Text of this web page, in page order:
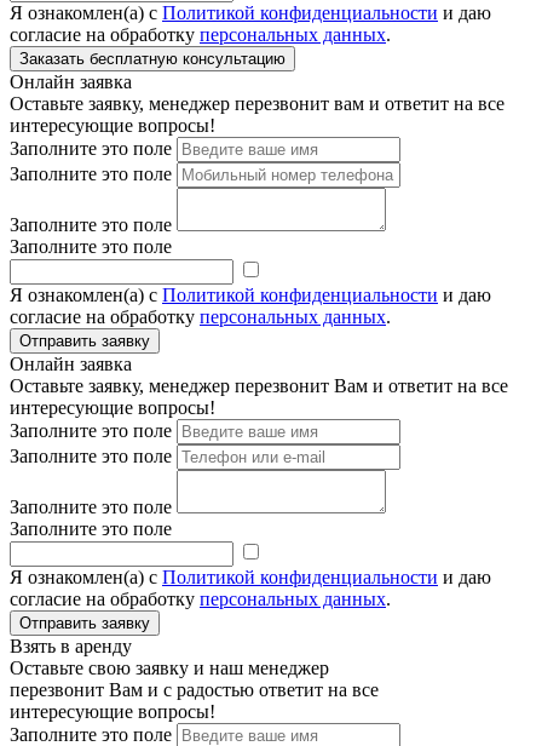
Я ознакомлен(а) с Политикой конфиденциальности и даю
согласие на обработку персональных данных.
Онлайн заявка
Оставьте заявку, менеджер перезвонит вам и ответит на все
интересующие вопросы!
Заполните это поле
Заполните это поле
Заполните это поле
Заполните это поле
Я ознакомлен(а) с Политикой конфиденциальности и даю
согласие на обработку персональных данных.
Онлайн заявка
Оставьте заявку, менеджер перезвонит Вам и ответит на все
интересующие вопросы!
Заполните это поле
Заполните это поле
Заполните это поле
Заполните это поле
Я ознакомлен(а) с Политикой конфиденциальности и даю
согласие на обработку персональных данных.
Взять в аренду
Оставьте свою заявку и наш менеджер
перезвонит Вам и с радостью ответит на все
интересующие вопросы!
Заполните это поле